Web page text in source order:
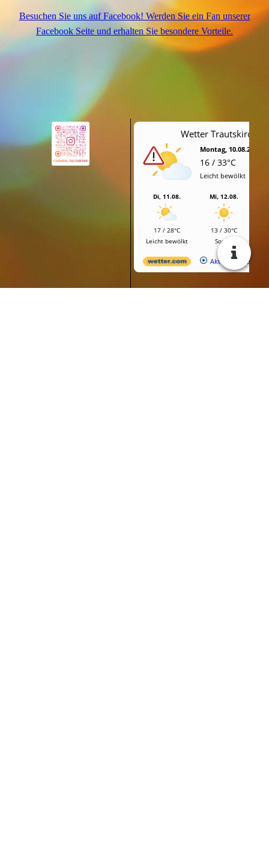
Besuchen Sie uns auf Facebook! Werden Sie ein Fan unserer
Facebook Seite und erhalten Sie besondere Vorteile.